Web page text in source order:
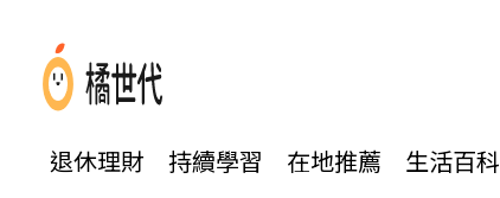
退休理財 持續學習 在地推薦 生活百科